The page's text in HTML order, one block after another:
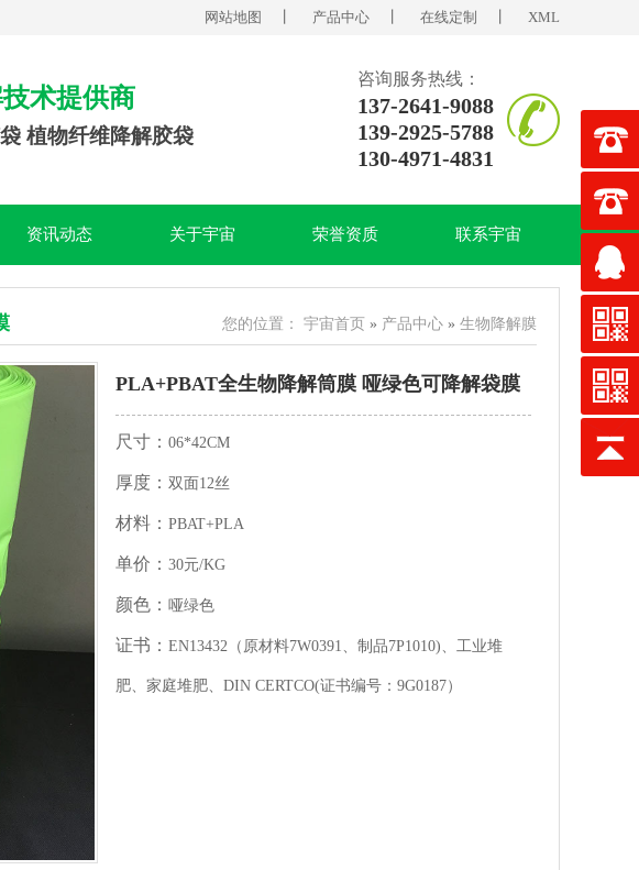
网站地图 产品中心 在线定制 XML
术提供商
植物纤维降解胶袋
咨询服务热线：
137-2641-9088
139-2925-5788
130-4971-4831
资讯动态 关于宇宙 荣誉资质 联系宇宙
您的位置： 宇宙首页 » 产品中心 » 生物降解膜
PLA+PBAT全生物降解筒膜 哑绿色可降解袋膜
尺寸： 06*42CM
厚度： 双面12丝
材料： PBAT+PLA
单价： 30元/KG
颜色： 哑绿色
证书： EN13432（原材料7W0391、制品7P1010)、工业堆
肥、家庭堆肥、DIN CERTCO(证书编号：9G0187）